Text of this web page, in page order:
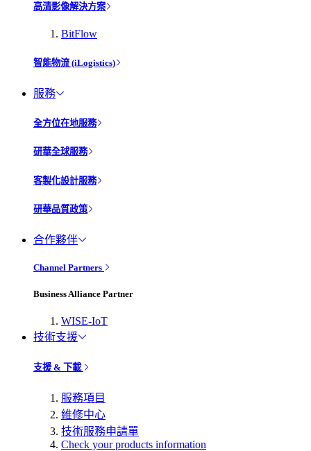
高清影像解決方案
BitFlow
智能物流 (iLogistics)
服務
全方位在地服務
研華全球服務
客製化設計服務
研華品質政策
合作夥伴
Channel Partners
Business Alliance Partner
WISE-IoT
技術支援
支援 & 下載
服務項目
維修中心
技術服務申請單
Check your products information